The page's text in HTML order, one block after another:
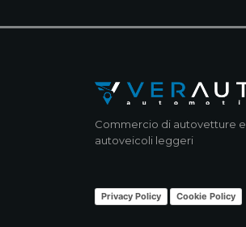
Commercio di autovetture e
autoveicoli leggeri
Privacy Policy Cookie Policy